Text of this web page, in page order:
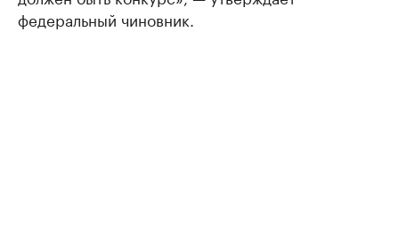
федеральный чиновник.